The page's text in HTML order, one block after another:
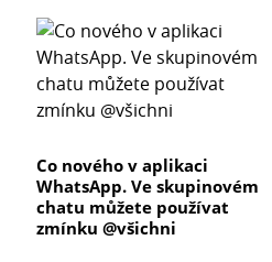
Co nového v aplikaci
WhatsApp. Ve skupinovém
chatu můžete používat
zmínku @všichni